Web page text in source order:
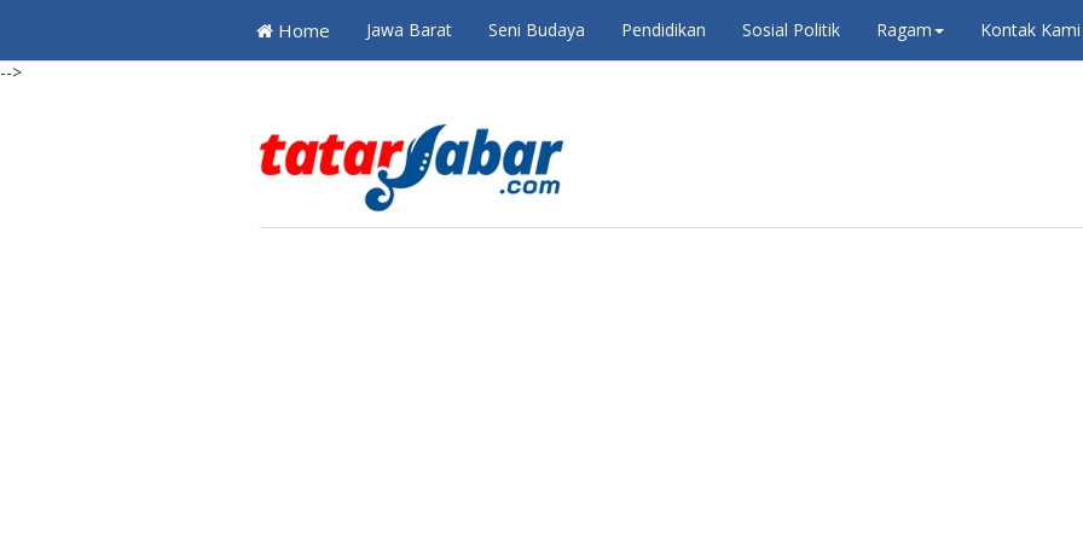
-->
Home Jawa Barat Seni Budaya Pendidikan Sosial Politik Ragam Kontak Kami